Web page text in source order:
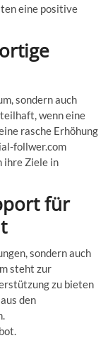
eine positive
sondern auch
wenn eine
rasche Erhöhung
follwer.com
ihre Ziele in
für
sondern auch
steht zur
zu bieten
den